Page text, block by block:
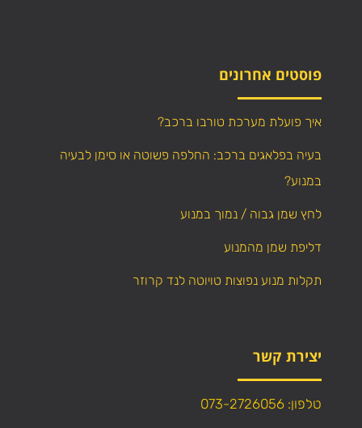
פוסטים אחרונים
איך פועלת מערכת טורבו ברכב?
בעיה בפלאגים ברכב: החלפה פשוטה או סימן לבעיה
במנוע?
לחץ שמן גבוה / נמוך במנוע
דליפת שמן מהמנוע
תקלות מנוע נפוצות טויוטה לנד קרוזר
יצירת קשר
טלפון: 073-2726056